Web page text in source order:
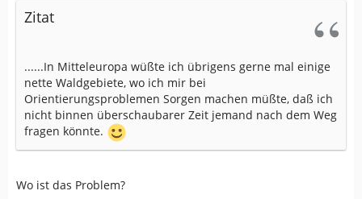
Zitat
......In Mitteleuropa wüßte ich übrigens gerne mal einige
nette Waldgebiete, wo ich mir bei
Orientierungsproblemen Sorgen machen müßte, daß ich
nicht binnen überschaubarer Zeit jemand nach dem Weg
fragen könnte.
Wo ist das Problem?